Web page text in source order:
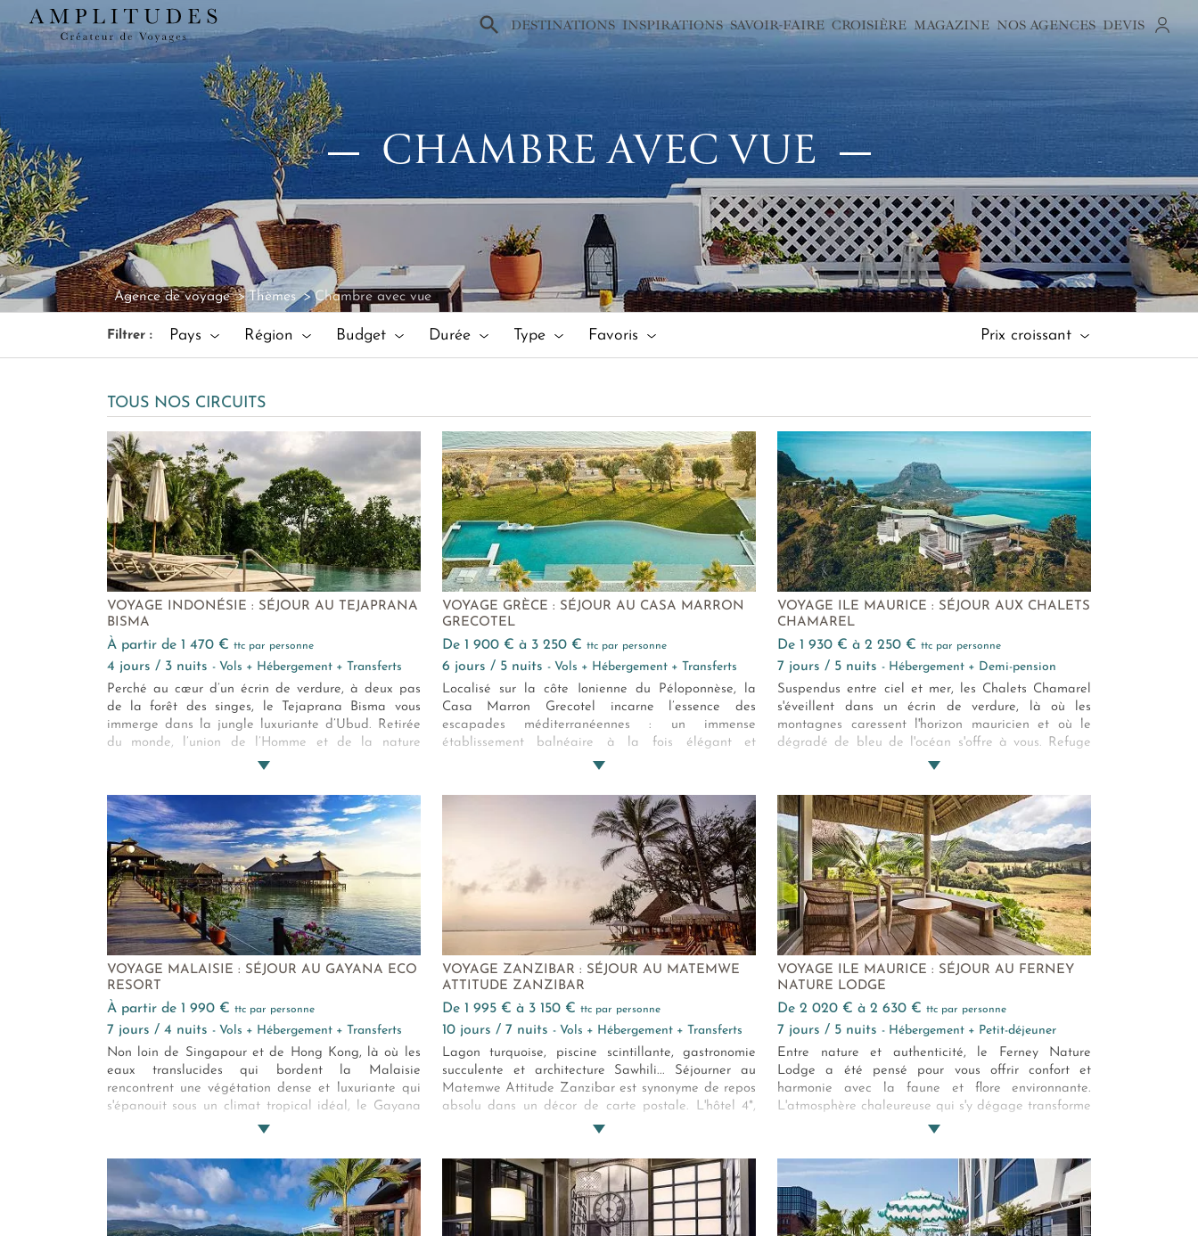
× DESTINATIONS INSPIRATIONS SAVOIR-FAIRE CROISIÈRE MAGAZINE NOS AGENCES DEVIS
CHAMBRE AVEC VUE
Agence de voyage Thèmes Chambre avec vue
Filtrer : Pays Région Budget Durée Type Favoris Prix croissant
TOUS NOS CIRCUITS
VOYAGE INDONÉSIE : SÉJOUR AU TEJAPRANA
BISMA
à partir de 1 470 € ttc par personne
4 jours / 3 nuits - Vols + Hébergement + Transferts
Perché au cœur d’un écrin de verdure, à deux pas
de la forêt des singes, le Tejaprana Bisma vous
immerge dans la jungle luxuriante d’Ubud. Retirée
du monde, l’union de l’Homme et de la nature
devient presque évidente. Modernité, tradition
VOYAGE GRÈCE : SÉJOUR AU CASA MARRON
GRECOTEL
de 1 900 € à 3 250 € ttc par personne
6 jours / 5 nuits - Vols + Hébergement + Transferts
Localisé sur la côte Ionienne du Péloponnèse, la
Casa Marron Grecotel incarne l’essence des
escapades méditerranéennes : un immense
établissement balnéaire à la fois élégant et
décontracté, avec une plage magnifique. Bordée
ambiance chaleureuse, un large éventail
d’expériences, et une immersion dans la Grèce
VOYAGE ILE MAURICE : SÉJOUR AUX CHALETS
CHAMAREL
de 1 930 € à 2 250 €ttc par personne
7 jours / 5 nuits- Hébergement + Demi-pension
Suspendus entre ciel et mer, les Chalets Chamarel
s'éveillent dans un écrin de verdure, là où les
montagnes caressent l'horizon mauricien et où le
dégradé de bleu de l'océan s'offre à vous. Refuge
intime, l'hôtel 4* met en lumière l'art de vivre de l'île
insulaire, quiétude d'une localisation perchée au
cœur des montagnes . Au sein des Chalets
Chamarel, chaque instant a indéniablement le goût
de l'évasion.
VOYAGE MALAISIE : SÉJOUR AU GAYANA ECO
RESORT
à partir de 1 990 € ttc par personne
7 jours / 4 nuits - Vols + Hébergement + Transferts
Non loin de Singapour et de Hong Kong, là où les
eaux translucides qui bordent la Malaisie
rencontrent une végétation dense et luxuriante qui
s'épanouit sous un climat tropical idéal, le Gayana
Eco Resort a posé ses 52 villas éco-friendly et
paradis perdus, d'eau turquoise et de luxe
décontracté une escapade originale et assurément
romantique. Une nouvelle adresse que nous
recommandons chaudement.
VOYAGE ZANZIBAR : SÉJOUR AU MATEMWE
ATTITUDE ZANZIBAR
de 1 995 € à 3 150 € ttc par personne
10 jours / 7 nuits - Vols + Hébergement + Transferts
Lagon turquoise, piscine scintillante, gastronomie
succulente et architecture Sawhili... Séjourner au
Matemwe Attitude Zanzibar est synonyme de repos
absolu dans un décor de carte postale. L'hôtel 4*,
éco-responsable, s'ouvre sur l'infini bleuté de l'océan
et intimistes. Une parenthèse hors du temps vous y
attend.
VOYAGE ILE MAURICE : SÉJOUR AU FERNEY
NATURE LODGE
de 2 020 € à 2 630 €ttc par personne
7 jours / 5 nuits- Hébergement + Petit-déjeuner
Entre nature et authenticité, le Ferney Nature
Lodge a été pensé pour vous offrir confort et
harmonie avec la faune et flore environnante.
L'atmosphère chaleureuse qui s'y dégage transforme
chaque séjour au sein des charmants lodges en une
modernité et immersion au cœur de ce cadre
verdoyant à couper le souffle. Ici, le temps semble
ralentir afin que vous puissiez vous délecter d'une
expérience unique en osmose avec la nature
sauvage de l'île Maurice. Pour un séjour dépaysant,